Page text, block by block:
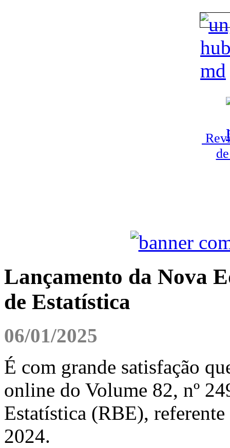
Lançamento da Nova
de Estatística
06/01/2025
É com grande satisfação
online do Volume 82, nº
Estatística (RBE),
2024.